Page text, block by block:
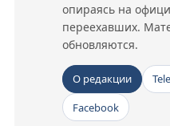
опираясь на
переехавших.
обновляются.
О редакции
Facebook